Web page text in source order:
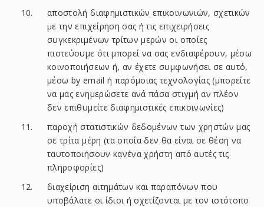
αποστολή διαφημιστικών επικοινωνιών, σχετικών
με την επιχείρηση σας ή τις επιχειρήσεις
συγκεκριμένων τρίτων μερών οι οποίες
πιστεύουμε ότι μπορεί να σας ενδιαφέρουν, μέσω
κοινοποιήσεων ή, αν έχετε συμφωνήσει σε αυτό,
μέσω by email ή παρόμοιας τεχνολογίας (μπορείτε
να μας ενημερώσετε ανά πάσα στιγμή αν πλέον
δεν επιθυμείτε διαφημιστικές επικοινωνίες)
παροχή στατιστικών δεδομένων των χρηστών μας
σε τρίτα μέρη (τα οποία δεν θα είναι σε θέση να
ταυτοποιήσουν κανένα χρήστη από αυτές τις
πληροφορίες)
διαχείριση αιτημάτων και παραπόνων που
υποβάλατε οι ίδιοι ή σχετίζονται με τον ιστότοπο